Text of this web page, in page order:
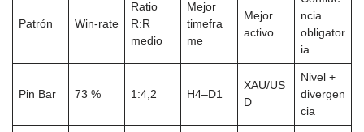
Patrón Win-rate
Ratio
R:R
medio
Mejor
timefra
me
Mejor
activo
ncia
obligator
ia
Pin Bar 73 % 1:4,2 H4–D1
XAU/US
D
Nivel +
divergen
cia